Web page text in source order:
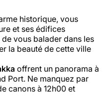
historique, vous
et ses édifices
vous balader dans les
la beauté de cette ville
offrent un panorama à
Port. Ne manquez par
canons à 12h00 et